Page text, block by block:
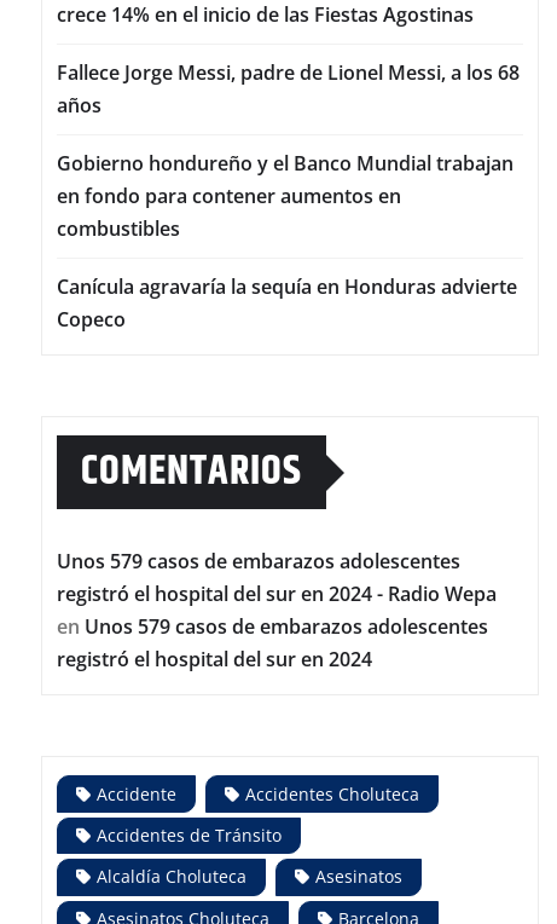
crece 14% en el inicio de las Fiestas Agostinas
Fallece Jorge Messi, padre de Lionel Messi, a los 68
años
Gobierno hondureño y el Banco Mundial trabajan
en fondo para contener aumentos en
combustibles
Canícula agravaría la sequía en Honduras advierte
Copeco
COMENTARIOS
Unos 579 casos de embarazos adolescentes
registró el hospital del sur en 2024 - Radio Wepa
en Unos 579 casos de embarazos adolescentes
registró el hospital del sur en 2024
Accidente
Accidentes Choluteca
Accidentes de Tránsito
Alcaldía Choluteca
Asesinatos
Asesinatos Choluteca
Barcelona